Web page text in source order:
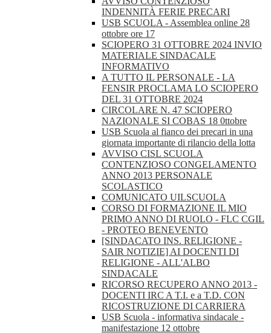
INDENNITÀ FERIE PRECARI
USB SCUOLA - Assemblea online 28
ottobre ore 17
SCIOPERO 31 OTTOBRE 2024 INVIO
MATERIALE SINDACALE
INFORMATIVO
A TUTTO IL PERSONALE - LA
FENSIR PROCLAMA LO SCIOPERO
DEL 31 OTTOBRE 2024
CIRCOLARE N. 47 SCIOPERO
NAZIONALE SI COBAS 18 0ttobre
USB Scuola al fianco dei precari in una
giornata importante di rilancio della lotta
AVVISO CISL SCUOLA
CONTENZIOSO CONGELAMENTO
ANNO 2013 PERSONALE
SCOLASTICO
COMUNICATO UILSCUOLA
CORSO DI FORMAZIONE IL MIO
PRIMO ANNO DI RUOLO - FLC CGIL
- PROTEO BENEVENTO
[SINDACATO INS. RELIGIONE -
SAIR NOTIZIE] AI DOCENTI DI
RELIGIONE - ALL'ALBO
SINDACALE
RICORSO RECUPERO ANNO 2013 -
DOCENTI IRC A T.I. e a T.D. CON
RICOSTRUZIONE DI CARRIERA
USB Scuola - informativa sindacale -
manifestazione 12 ottobre